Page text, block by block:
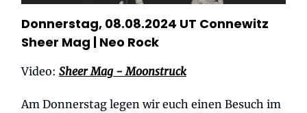
Donnerstag, 08.08.2024 UT Connewitz
Sheer Mag | Neo Rock
Video: Sheer Mag - Moonstruck
Am Donnerstag legen wir euch einen Besuch im